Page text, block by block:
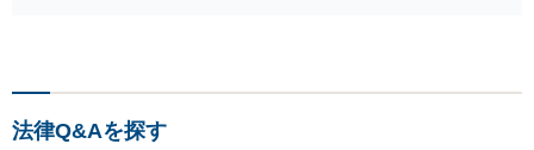
お伝えし、丁寧にサポ
法律Q&Aを探す